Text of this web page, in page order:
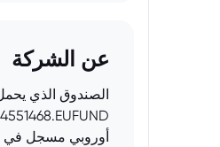
عن الشركة
الصندوق الذي
أوروبي مسجل في